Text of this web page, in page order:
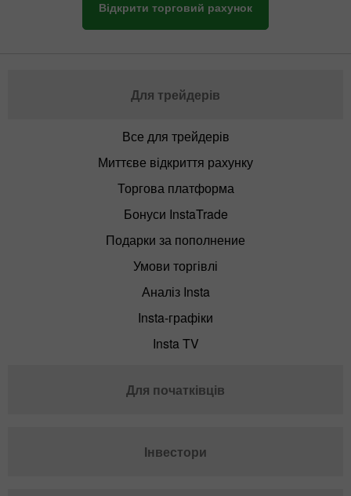
Відкрити торговий рахунок
Для трейдерів
Все для трейдерів
Миттєве відкриття рахунку
Торгова платформа
Бонуси InstaTrade
Подарки за пополнение
Умови торгівлі
Аналіз Insta
Insta-графіки
Insta TV
Для початківців
Інвестори